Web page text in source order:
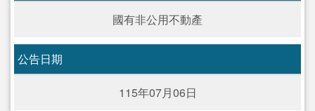
國有非公用不動產
公告日期
115年07月06日